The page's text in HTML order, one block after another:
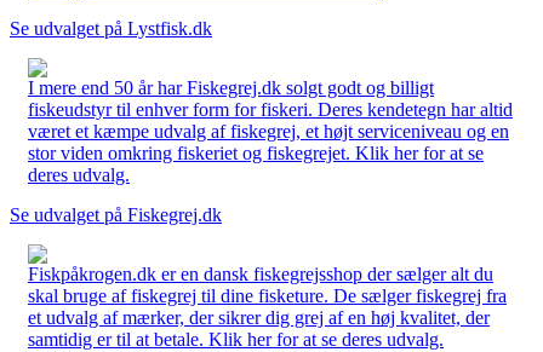
Se udvalget på Lystfisk.dk
I mere end 50 år har Fiskegrej.dk solgt godt og billigt
fiskeudstyr til enhver form for fiskeri. Deres kendetegn har altid
været et kæmpe udvalg af fiskegrej, et højt serviceniveau og en
stor viden omkring fiskeriet og fiskegrejet. Klik her for at se
deres udvalg.
Se udvalget på Fiskegrej.dk
Fiskpåkrogen.dk er en dansk fiskegrejsshop der sælger alt du
skal bruge af fiskegrej til dine fisketure. De sælger fiskegrej fra
et udvalg af mærker, der sikrer dig grej af en høj kvalitet, der
samtidig er til at betale. Klik her for at se deres udvalg.